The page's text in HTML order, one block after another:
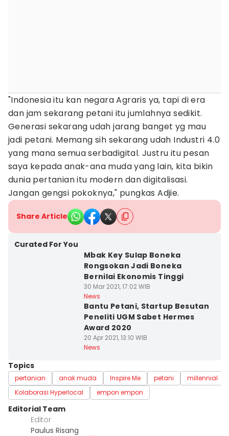
"Indonesia itu kan negara Agraris ya, tapi di era
dan jam sekarang petani itu jumlahnya sedikit.
Generasi sekarang udah jarang banget yg mau
jadi petani. Memang sih sekarang udah Industri 4.0
yang mana semua serbadigital. Justru itu pesan
saya kepada anak-ana muda yang lain, kita bikin
dunia pertanian itu modern dan digitalisasi.
Jangan gengsi pokoknya," pungkas Adjie.
Share Article
Curated For You
Mbak Key Sulap Boneka
Rongsokan Jadi Boneka
Bernilai Ekonomis Tinggi
30 Mar 2021, 17:02 WIB
News
Bantu Petani, Startup Besutan
Peneliti UGM Sabet Hermes
Award 2020
20 Apr 2021, 13:10 WIB
News
Topics
pertanian anak muda Inspire Me petani
millennial
Kolaborasi Hyperlocal
empon empon
Editorial Team
Editor
Paulus Risang